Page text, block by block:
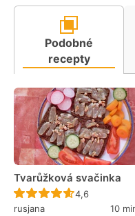
Podobné
recepty
Tvarůžková svačinka
Recept ještě
4,6
rusjana
10